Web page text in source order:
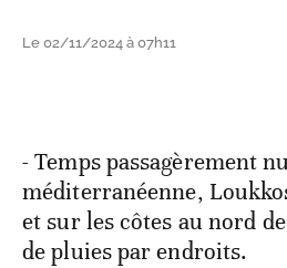
Le 02/11/2024 à 07h11
- Temps passagèrement
méditerranéenne,
et sur les côtes au nord
de pluies par endroits.